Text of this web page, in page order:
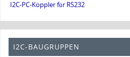
I2C-PC-Koppler für RS232
I2C-BAUGRUPPEN